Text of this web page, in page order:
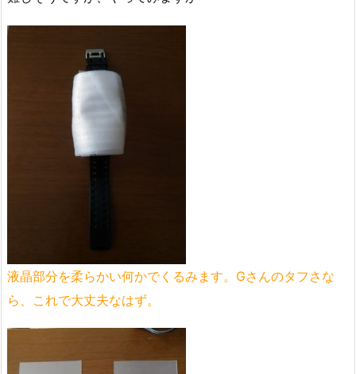
液晶部分を柔らかい何かでくるみます。Gさんのタフさな
ら、これで大丈夫なはず。